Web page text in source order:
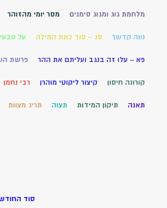
מלחמת גוג ומגוג סימנים מסר יומי מהזוהר
נווה קדשך סג – סוד כונת המילה על טבעי
פא – עלו זה בנגב ועליתם את ההר פרשת
קורונה חיסון קיצור ליקוטי מוהרן רבי נחמן
תאנה תיקון המידות תצוה תריג מצוות
סוד